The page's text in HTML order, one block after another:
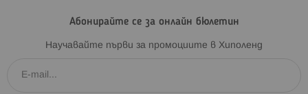
Абонирайте се за онлайн бюлетин
Научавайте първи за промоциите в Хиполенд